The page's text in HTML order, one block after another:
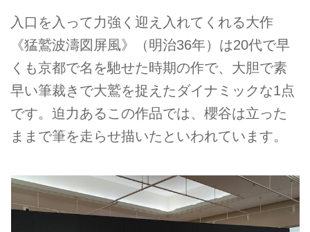
入口を入って力強く迎え入れてくれる大作
《猛鷲波濤図屏風》（明治36年）は20代で早
くも京都で名を馳せた時期の作で、大胆で素
早い筆裁きで大鷲を捉えたダイナミックな1点
です。迫力あるこの作品では、櫻谷は立った
ままで筆を走らせ描いたといわれています。